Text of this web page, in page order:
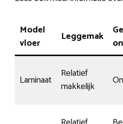
Model
vloer
Leggemak
Laminaat
Relatief
makkelijk